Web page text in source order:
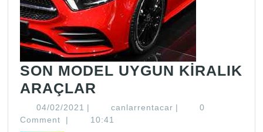
SON MODEL UYGUN KİRALIK
ARAÇLAR
MODEL
UYGUN
04/02/2021 04/02/2021
| canlarrentacar canlarrentacar
|
0
Comment
| 10:41